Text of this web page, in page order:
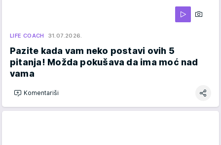
LIFE COACH 31.07.2026.
Pazite kada vam neko postavi ovih 5
pitanja! Možda pokušava da ima moć nad
vama
Komentariši